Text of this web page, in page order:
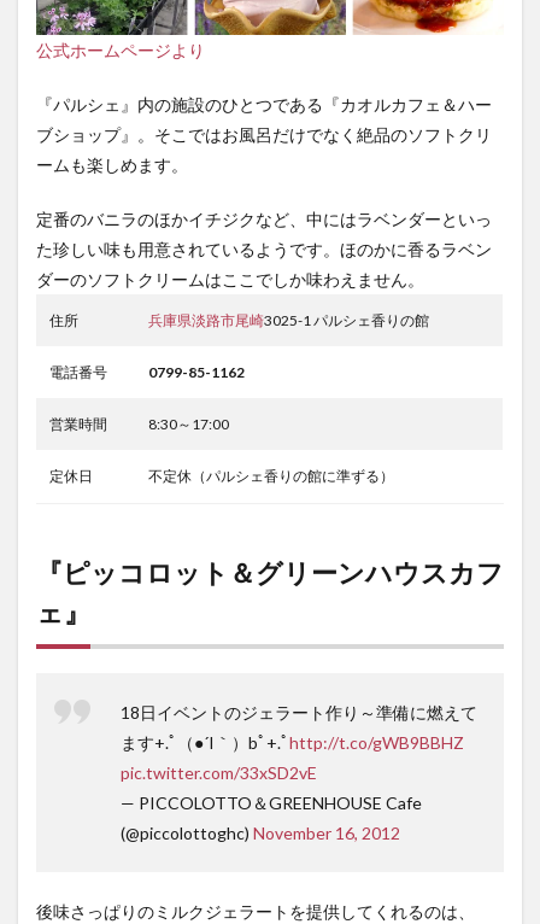
公式ホームページより
『パルシェ』内の施設のひとつである『カオルカフェ＆ハー
ブショップ』。そこではお風呂だけでなく絶品のソフトクリ
ームも楽しめます。
定番のバニラのほかイチジクなど、中にはラベンダーといっ
た珍しい味も用意されているようです。ほのかに香るラベン
ダーのソフトクリームはここでしか味わえません。
住所 兵庫県淡路市尾崎3025-1 パルシェ香りの館
電話番号 0799-85-1162
営業時間 8:30～17:00
定休日 不定休（パルシェ香りの館に準ずる）
『ピッコロット＆グリーンハウスカフ
ェ』
18日イベントのジェラート作り～準備に燃えて
ます+.ﾟ（●´I｀）bﾟ+.ﾟhttp://t.co/gWB9BBHZ
pic.twitter.com/33xSD2vE
— PICCOLOTTO＆GREENHOUSE Cafe
(@piccolottoghc) November 16, 2012
後味さっぱりのミルクジェラートを提供してくれるのは、